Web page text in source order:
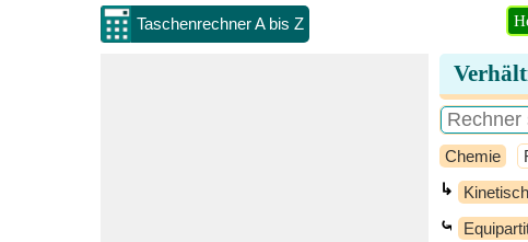
Taschenrechner A bis Z
Chemie
↳
⤿